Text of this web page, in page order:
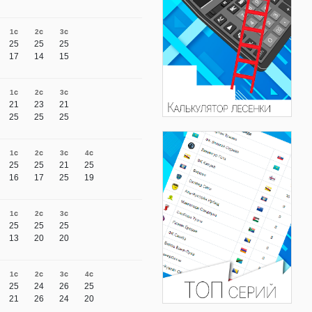
1с
25
17
2с
25
14
3с
25
15
1с
21
25
2с
23
25
3с
21
25
1с
25
16
2с
25
17
3с
21
25
4с
25
19
1с
25
13
2с
25
20
3с
25
20
1с
25
21
2с
24
26
3с
26
24
4с
25
20